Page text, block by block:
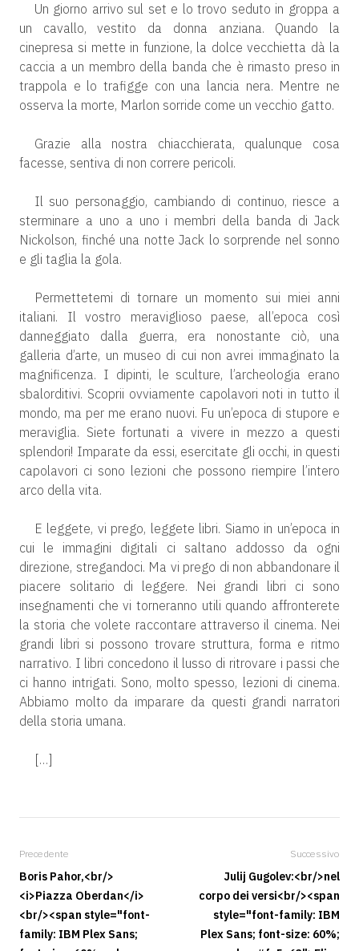
Un giorno arrivo sul set e lo trovo seduto in groppa a
un cavallo, vestito da donna anziana. Quando la
cinepresa si mette in funzione, la dolce vecchietta dà la
caccia a un membro della banda che è rimasto preso in
trappola e lo trafigge con una lancia nera. Mentre ne
osserva la morte, Marlon sorride come un vecchio gatto.
Grazie alla nostra chiacchierata, qualunque cosa
facesse, sentiva di non correre pericoli.
Il suo personaggio, cambiando di continuo, riesce a
sterminare a uno a uno i membri della banda di Jack
Nickolson, finché una notte Jack lo sorprende nel sonno
e gli taglia la gola.
Permettetemi di tornare un momento sui miei anni
italiani. Il vostro meraviglioso paese, all’epoca così
danneggiato dalla guerra, era nonostante ciò, una
galleria d’arte, un museo di cui non avrei immaginato la
magnificenza. I dipinti, le sculture, l’archeologia erano
sbalorditivi. Scoprii ovviamente capolavori noti in tutto il
mondo, ma per me erano nuovi. Fu un’epoca di stupore e
meraviglia. Siete fortunati a vivere in mezzo a questi
splendori! Imparate da essi, esercitate gli occhi, in questi
capolavori ci sono lezioni che possono riempire l’intero
arco della vita.
E leggete, vi prego, leggete libri. Siamo in un’epoca in
cui le immagini digitali ci saltano addosso da ogni
direzione, stregandoci. Ma vi prego di non abbandonare il
piacere solitario di leggere. Nei grandi libri ci sono
insegnamenti che vi torneranno utili quando affronterete
la storia che volete raccontare attraverso il cinema. Nei
grandi libri si possono trovare struttura, forma e ritmo
narrativo. I libri concedono il lusso di ritrovare i passi che
ci hanno intrigati. Sono, molto spesso, lezioni di cinema.
Abbiamo molto da imparare da questi grandi narratori
della storia umana.
[…]
Precedente
Boris Pahor,<br/>
<i>Piazza Oberdan</i>
<br/><span style="font-
family: IBM Plex Sans;
Successivo
Julij Gugolev:<br/>nel
corpo dei versi<br/><span
style="font-family: IBM
Plex Sans; font-size: 60%;